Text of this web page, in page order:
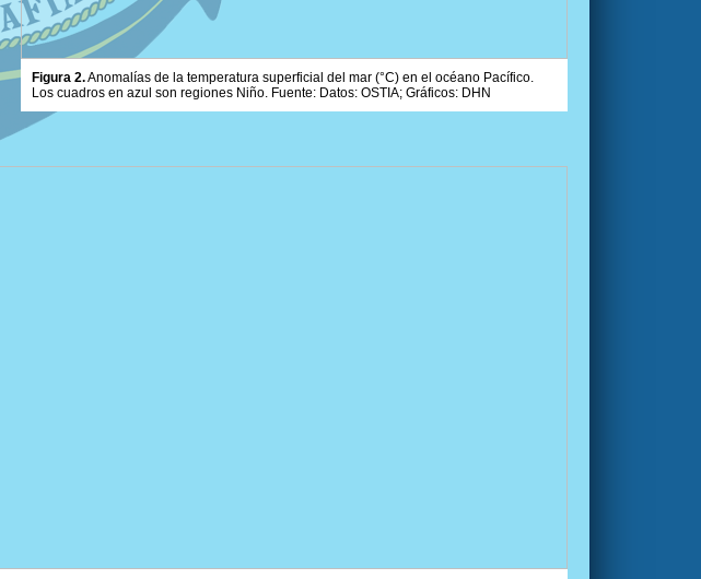
Figura 2.Anomalías de la temperatura superficial del mar (°C) en el océano Pacífico.
Los cuadros en azul son regiones Niño. Fuente: Datos: OSTIA; Gráficos: DHN